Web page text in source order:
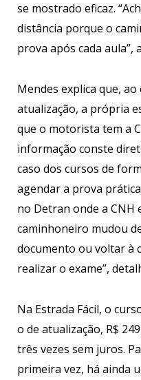
se mostrado eficaz.
distância porque o
prova após cada aula”,
Mendes explica que,
atualização, a própria
que o motorista tem a
informação conste
caso dos cursos de
agendar a prova
no Detran onde a CNH
caminhoneiro mudou
documento ou voltar à
realizar o exame”,
Na Estrada Fácil, o
o de atualização, R$
três vezes sem juros.
primeira vez, há ainda